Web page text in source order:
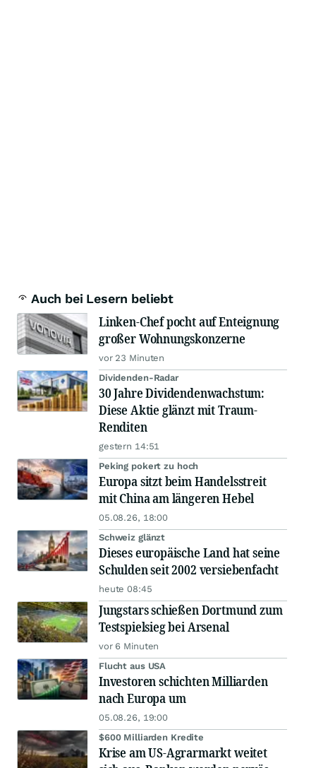
Auch bei Lesern beliebt
Linken-Chef pocht auf Enteignung
großer Wohnungskonzerne
vor 23 Minuten
Dividenden-Radar
30 Jahre Dividendenwachstum:
Diese Aktie glänzt mit Traum-
Renditen
gestern 14:51
Peking pokert zu hoch
Europa sitzt beim Handelsstreit
mit China am längeren Hebel
05.08.26, 18:00
Schweiz glänzt
Dieses europäische Land hat seine
Schulden seit 2002 versiebenfacht
heute 08:45
Jungstars schießen Dortmund zum
Testspielsieg bei Arsenal
vor 6 Minuten
Flucht aus USA
Investoren schichten Milliarden
nach Europa um
05.08.26, 19:00
$600 Milliarden Kredite
Krise am US-Agrarmarkt weitet